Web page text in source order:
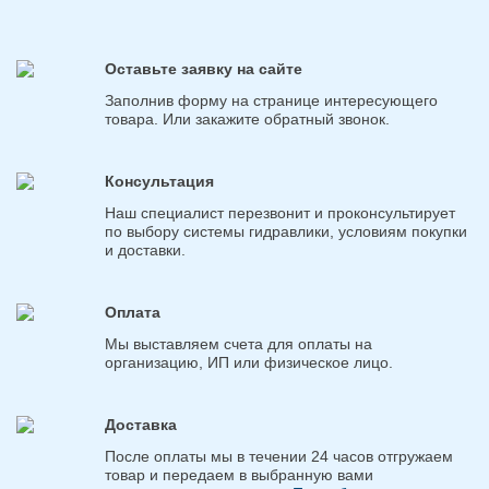
Оставьте заявку на сайте
Заполнив форму на странице интересующего
товара. Или закажите обратный звонок.
Консультация
Наш специалист перезвонит и проконсультирует
по выбору системы гидравлики, условиям покупки
и доставки.
Оплата
Мы выставляем счета для оплаты на
организацию, ИП или физическое лицо.
Доставка
После оплаты мы в течении 24 часов отгружаем
товар и передаем в выбранную вами